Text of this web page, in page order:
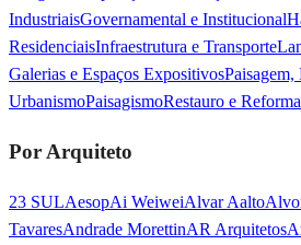
IndustriaisGovernamental e Institucional
ResidenciaisInfraestrutura e Transporte
Galerias e Espaços ExpositivosPaisagem,
UrbanismoPaisagismoRestauro e Reforma
Por Arquiteto
23 SULAesopAi WeiweiAlvar Aalto
TavaresAndrade MorettinAR Arquitetos